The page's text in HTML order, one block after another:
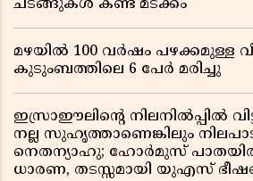
ചടങ്ങുകൾ കണ്ട് മടക്കം
മഴയിൽ 100 വർഷം പഴക്കമുള്ള
കുടുംബത്തിലെ 6 പേർ മരിച്ചു
ഇസ്രാഈലിന്റെ നിലനിൽപ്പിൽ
നല്ല സുഹൃത്താണെങ്കിലും
നെതന്യാഹു; ഹോർമുസ്
ധാരണ, തടസ്സമായി യുഎസ്